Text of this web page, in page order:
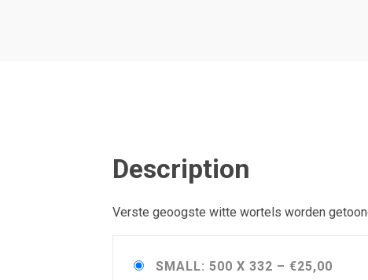
Description
Verste geoogste witte wortels worden
SMALL: 500 X 332 – €25,00